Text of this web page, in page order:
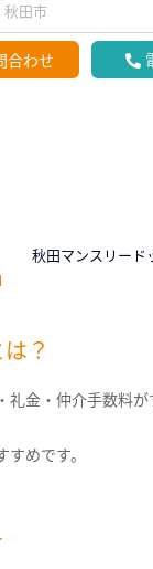
秋田市
合わせ
秋田マンスリード
？
礼金・仲介手数料が
めです。